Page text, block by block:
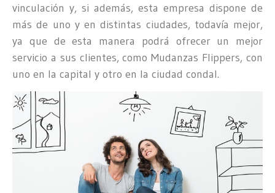
vinculación y, si además, esta empresa dispone de
más de uno y en distintas ciudades, todavía mejor,
ya que de esta manera podrá ofrecer un mejor
servicio a sus clientes, como Mudanzas Flippers, con
uno en la capital y otro en la ciudad condal.